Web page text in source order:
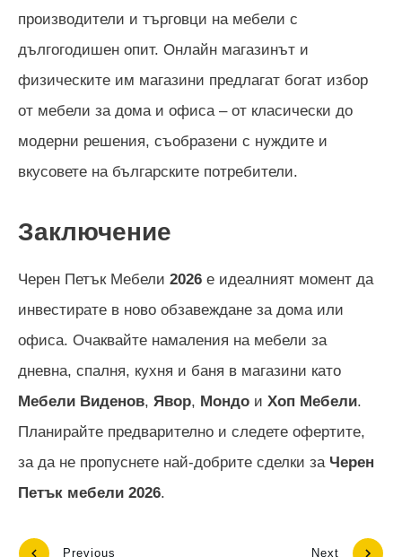
производители и търговци на мебели с
дългогодишен опит. Онлайн магазинът и
физическите им магазини предлагат богат избор
от мебели за дома и офиса – от класически до
модерни решения, съобразени с нуждите и
вкусовете на българските потребители.
Заключение
Черен Петък Мебели 2026 е идеалният момент да
инвестирате в ново обзавеждане за дома или
офиса. Очаквайте намаления на мебели за
дневна, спалня, кухня и баня в магазини като
Мебели Виденов, Явор, Мондо и Хоп Мебели.
Планирайте предварително и следете офертите,
за да не пропуснете най-добрите сделки за Черен
Петък мебели 2026.
Previous Next